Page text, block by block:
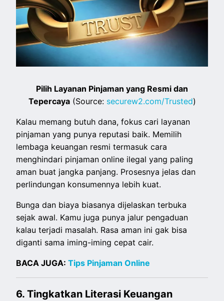
Pilih Layanan Pinjaman yang Resmi dan
Tepercaya(Source: securew2.com/Trusted)
Kalau memang butuh dana, fokus cari layanan
pinjaman yang punya reputasi baik. Memilih
lembaga keuangan resmi termasuk cara
menghindari pinjaman online ilegal yang paling
aman buat jangka panjang. Prosesnya jelas dan
perlindungan konsumennya lebih kuat.
Bunga dan biaya biasanya dijelaskan terbuka
sejak awal. Kamu juga punya jalur pengaduan
kalau terjadi masalah. Rasa aman ini gak bisa
diganti sama iming-iming cepat cair.
BACA JUGA:Tips Pinjaman Online
6. Tingkatkan Literasi Keuangan